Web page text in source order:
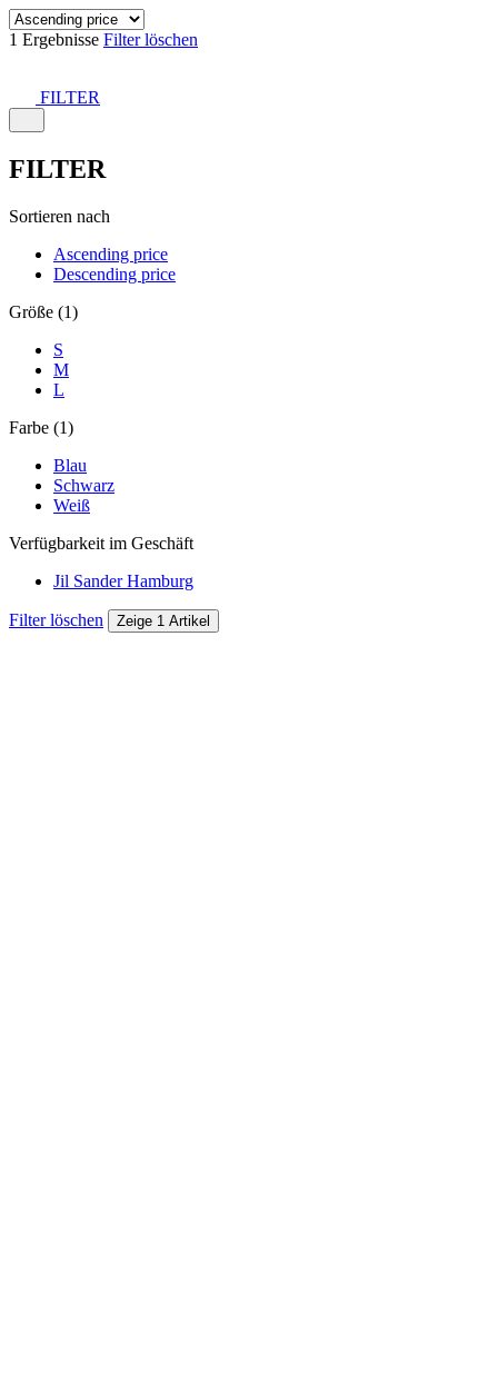
1 Ergebnisse Filter löschen
FILTER
FILTER
Sortieren nach
Ascending price
Descending price
Größe (1)
S
M
L
Farbe (1)
Blau
Schwarz
Weiß
Verfügbarkeit im Geschäft
Jil Sander Hamburg
Filter löschen Zeige 1 Artikel